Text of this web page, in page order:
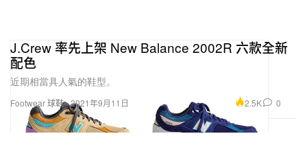
Footwear 球鞋
J.Crew 率先上架 New Balance 2002R 六款全新
配色
近期相當具人氣的鞋型。
2021年9月11日 2.5K 0